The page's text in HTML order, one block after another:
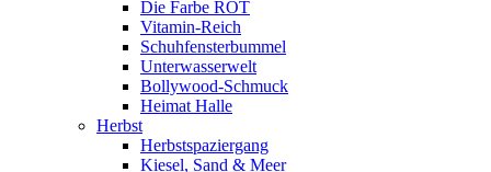
Die Farbe ROT
Vitamin-Reich
Schuhfensterbummel
Unterwasserwelt
Bollywood-Schmuck
Heimat Halle
Herbst
Herbstspaziergang
Kiesel, Sand & Meer